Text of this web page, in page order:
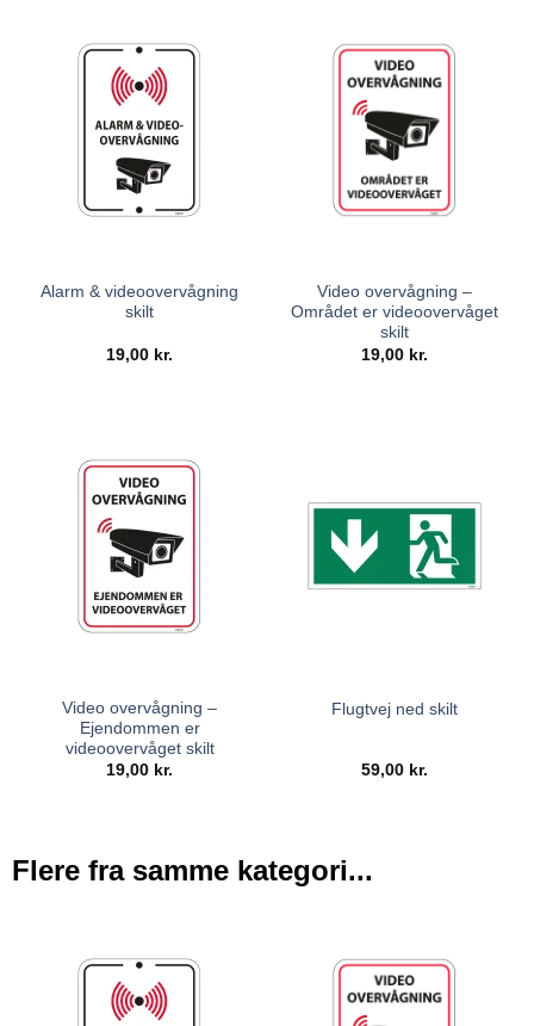
Alarm & videoovervågning
skilt
19,00 kr.
Video overvågning –
Området er videoovervåget
skilt
19,00 kr.
Video overvågning –
Ejendommen er
videoovervåget skilt
19,00 kr.
Flugtvej ned skilt
59,00 kr.
Flere fra samme kategori...